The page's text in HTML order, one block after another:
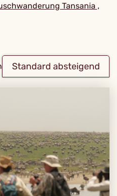
Tansania ,
Standard absteigend